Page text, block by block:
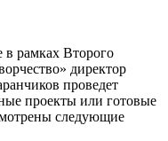
в рамках Второго
директор
проведет
проекты или готовые
следующие